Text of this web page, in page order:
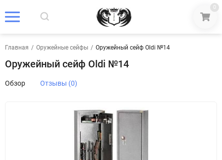
0
Главная / Оружейные сейфы / Оружейный сейф Oldi №14
Оружейный сейф Oldi №14
Обзор Отзывы (0)